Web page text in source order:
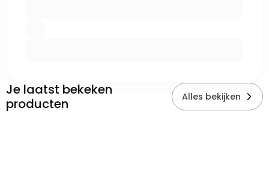
Je laatst bekeken
producten
Alles bekijken